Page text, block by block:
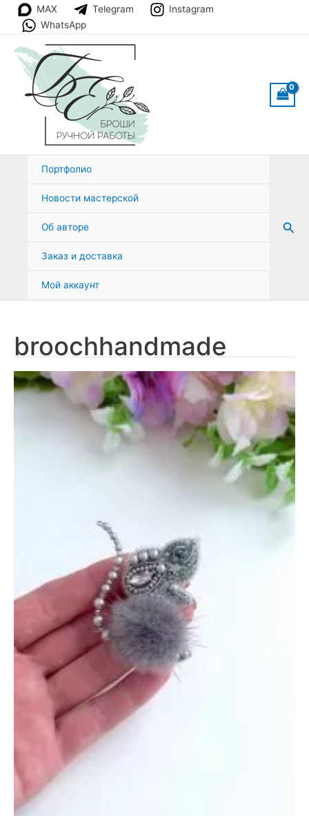
Перейти
содержимому
MAX Telegram
Instagram
WhatsApp
Портфолио
Новости мастерской
Об авторе
Заказ и доставка
Мой аккаунт
broochhandmade